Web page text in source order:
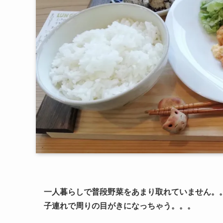
一人暮らしで普段野菜をあまり取れていません。
子連れで周りの目がきになっちゃう。。。